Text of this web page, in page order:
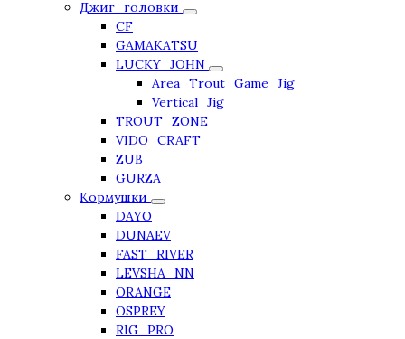
Джиг_головки
CF
GAMAKATSU
LUCKY_JOHN
Area_Trout_Game_Jig
Vertical_Jig
TROUT_ZONE
VIDO_CRAFT
ZUB
GURZA
Кормушки
DAYO
DUNAEV
FAST_RIVER
LEVSHA_NN
ORANGE
OSPREY
RIG_PRO